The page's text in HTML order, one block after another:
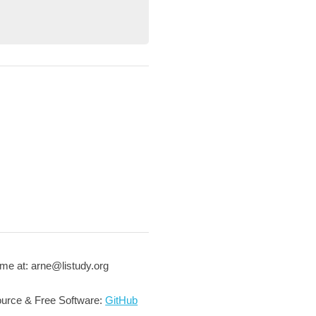
at: arne@listudy.org
& Free Software:GitHub